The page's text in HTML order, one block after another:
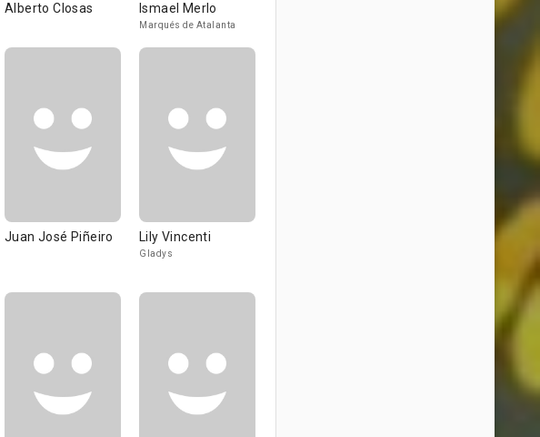
Alberto Closas Ismael Merlo
Marqués de Atalanta
Juan José Piñeiro Lily Vincenti
Gladys